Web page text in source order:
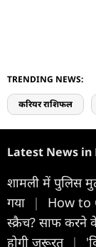
TRENDING NEWS:
करियर राशिफल
Latest News in
शामली में पुलिस
गया
|
How to
स्क्रैच? साफ करने
होगी जरूरत |